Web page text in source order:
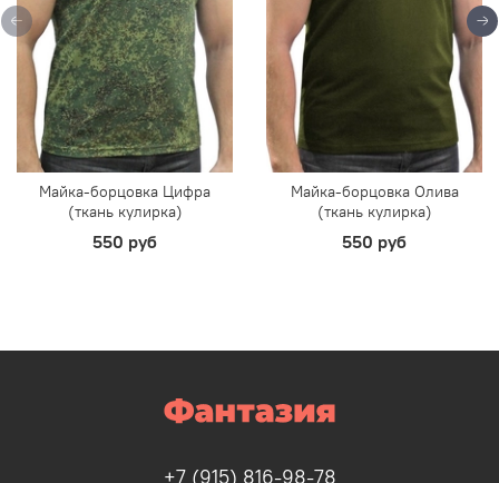
Майка-борцовка Цифра
(ткань кулирка)
550 руб
Майка-борцовка Олива
(ткань кулирка)
550 руб
+7 (915) 816-98-78